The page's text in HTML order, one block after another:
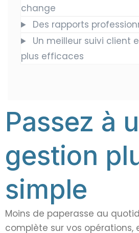
change
Des rapports
Un meilleur suivi client
plus efficaces
Passez à
gestion
simple
Moins de paperasse au
complète sur vos opérations,